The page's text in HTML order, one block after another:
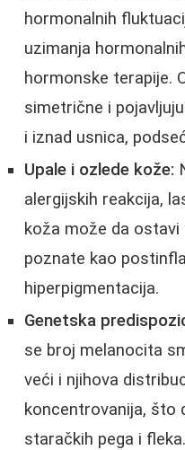
hormonalnih
uzimanja
hormonske terapije.
simetrične i
i iznad usnica,
Upale i ozlede kože:
alergijskih reakcija,
koža može da
poznate kao
hiperpigmentacija.
Genetska
se broj melanocita
veći i njihova
koncentrovanija, što
staračkih pega i fleka.